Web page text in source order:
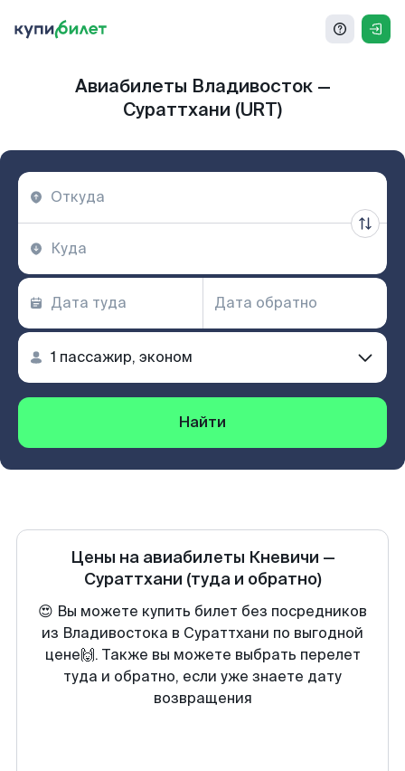
Авиабилеты Владивосток —
Сураттхани (URT)
Найти
Цены на авиабилеты Кневичи —
Сураттхани (туда и обратно)
😍 Вы можете купить билет без посредников
из Владивостока в Сураттхани по выгодной
цене🙌. Также вы можете выбрать перелет
туда и обратно, если уже знаете дату
возвращения